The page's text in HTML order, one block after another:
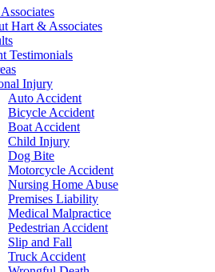
Hart & Associates
Testimonials
Injury
Auto Accident
Bicycle Accident
Boat Accident
Child Injury
Dog Bite
Motorcycle Accident
Nursing Home Abuse
Premises Liability
Medical Malpractice
Pedestrian Accident
Slip and Fall
Truck Accident